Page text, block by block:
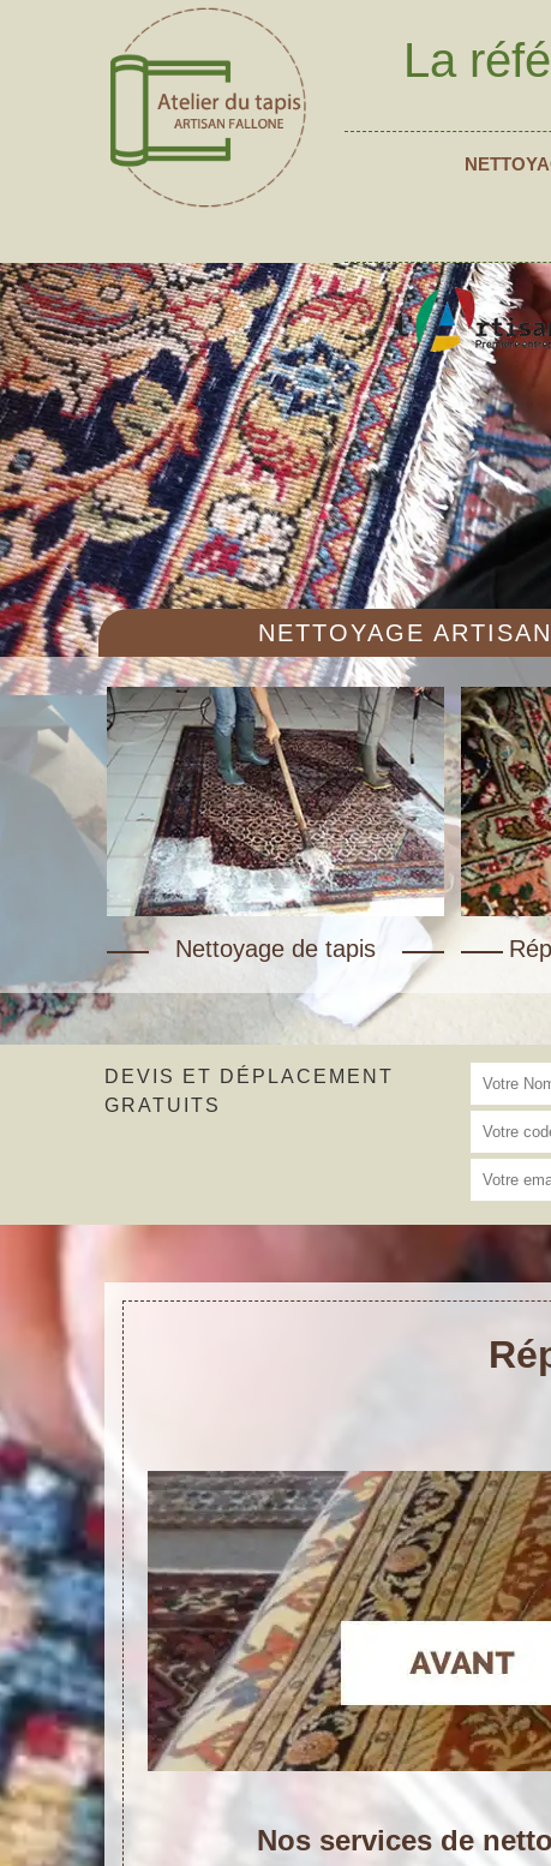
La
NETTOYAGE
Nettoyage de tapis
DEVIS ET DÉPLACEMENT
GRATUITS
Nos services de